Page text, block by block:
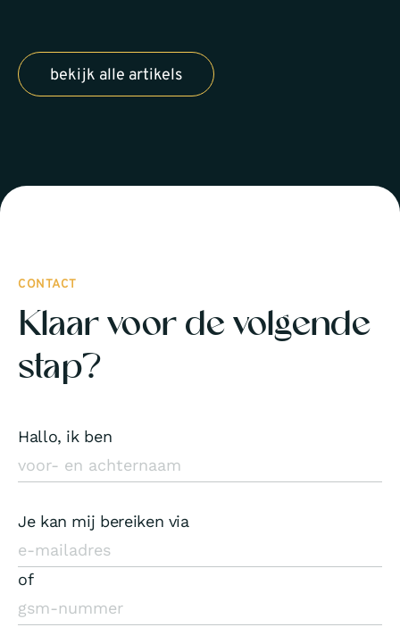
bekijk alle artikels
CONTACT
Klaar voor de volgende
stap?
Hallo, ik ben
Je kan mij bereiken via
of